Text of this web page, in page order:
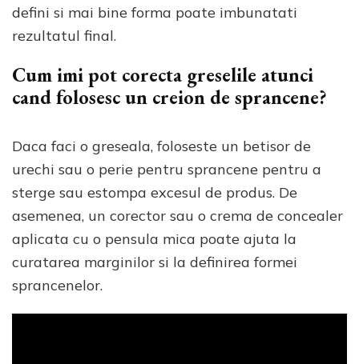
defini si mai bine forma poate imbunatati
rezultatul final.
Cum imi pot corecta greselile atunci
cand folosesc un creion de sprancene?
Daca faci o greseala, foloseste un betisor de
urechi sau o perie pentru sprancene pentru a
sterge sau estompa excesul de produs. De
asemenea, un corector sau o crema de concealer
aplicata cu o pensula mica poate ajuta la
curatarea marginilor si la definirea formei
sprancenelor.